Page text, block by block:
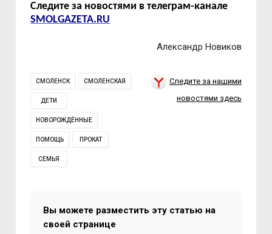
Следите за новостями в телеграм-канале
SMOLGAZETA.RU
Александр Новиков
СМОЛЕНСК СМОЛЕНСКАЯ
ДЕТИ
НОВОРОЖДЁННЫЕ
ПОМОЩЬ ПРОКАТ
СЕМЬЯ
Следите за нашими
новостями здесь
Вы можете разместить эту статью на
своей странице